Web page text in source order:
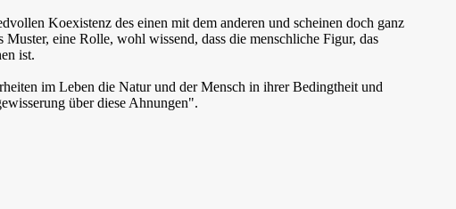
Koexistenz des einen mit dem anderen und scheinen doch ganz
eine Rolle, wohl wissend, dass die menschliche Figur, das
ist.
im Leben die Natur und der Mensch in ihrer Bedingtheit und
über diese Ahnungen".